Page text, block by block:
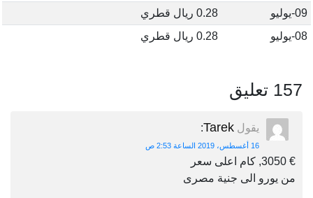
09-يوليو
0.28 ريال قطري
08-يوليو
0.28 ريال قطري
157 تعليق
يقول Tarek
:
16 أغسطس، 2019 الساعة 2:53 ص
€ 3050, كام اعلى سعر
من يورو الى جنية مصرى